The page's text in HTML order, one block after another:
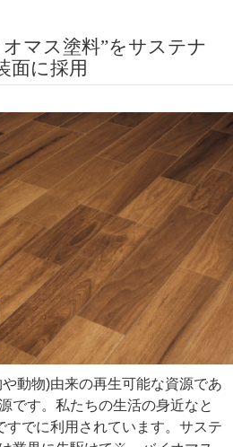
マス塗料”をサステナ
面に採用
動物)由来の再生可能な資源であ
です。私たちの生活の身近なと
すでに利用されています。サステ